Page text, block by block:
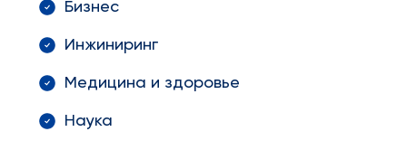
Бизнес
Инжиниринг
Медицина и здоровье
Наука